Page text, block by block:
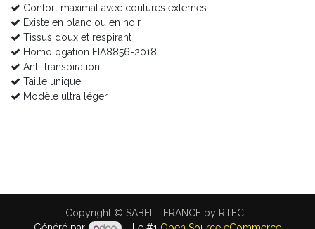
Confort maximal avec coutures externes
Existe en blanc ou en noir
Tissus doux et respirant
Homologation FIA8856-2018
Anti-transpiration
Taille unique
Modèle ultra léger
Copyright © SABELT FRANCE by RTEC